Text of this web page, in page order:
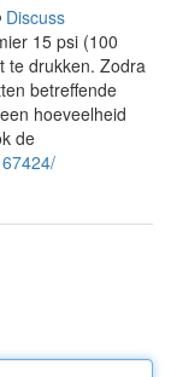
Discuss
15 psi (100
te drukken. Zodra
betreffende
hoeveelheid
de